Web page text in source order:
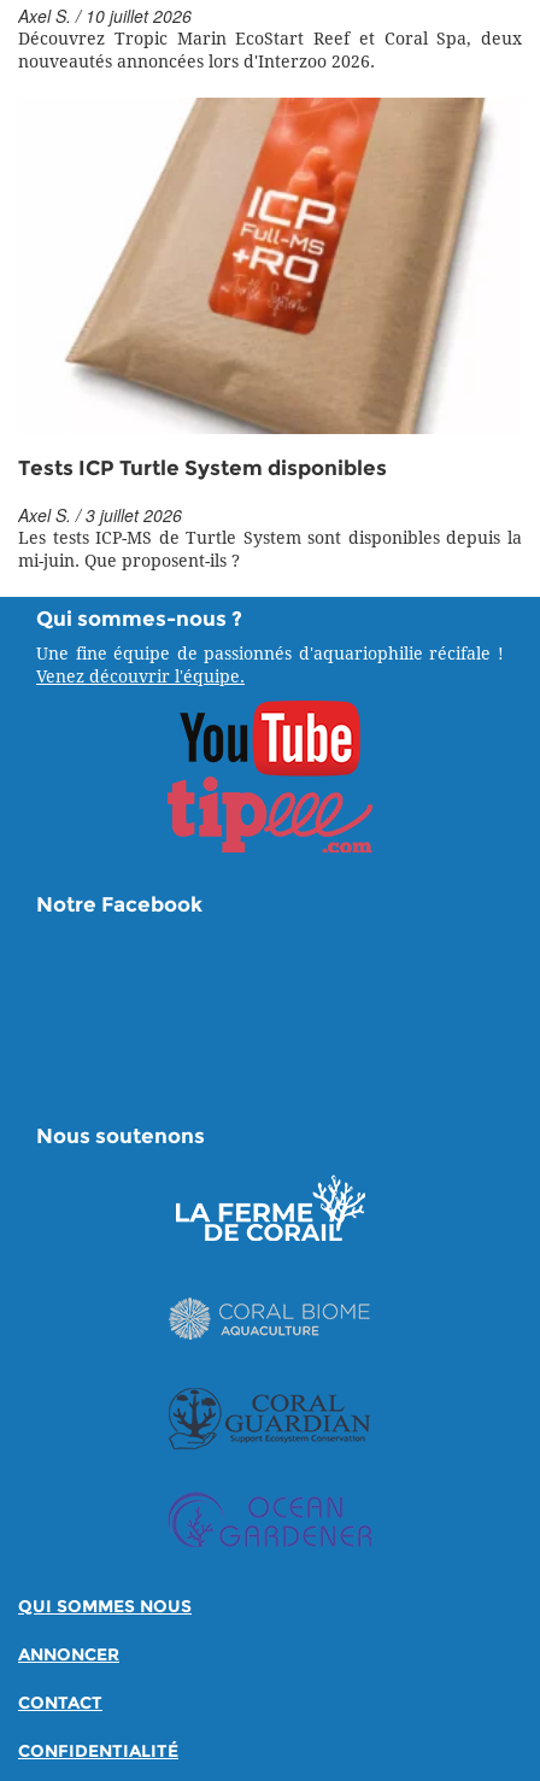
Axel S. / 10 juillet 2026
Découvrez Tropic Marin EcoStart Reef et Coral Spa, deux
nouveautés annoncées lors d'Interzoo 2026.
Tests ICP Turtle System disponibles
Axel S. / 3 juillet 2026
Les tests ICP-MS de Turtle System sont disponibles depuis la
mi-juin. Que proposent-ils ?
Qui sommes-nous ?
Une fine équipe de passionnés d'aquariophilie récifale !
Venez découvrir l'équipe.
Notre Facebook
Nous soutenons
QUI SOMMES NOUS
ANNONCER
CONTACT
CONFIDENTIALITÉ